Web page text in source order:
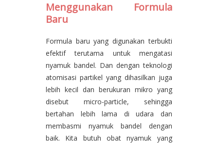
Menggunakan Formula
Baru
Formula baru yang digunakan terbukti
efektif terutama untuk mengatasi
nyamuk bandel. Dan dengan teknologi
atomisasi partikel yang dihasilkan juga
lebih kecil dan berukuran mikro yang
disebut micro-particle, sehingga
bertahan lebih lama di udara dan
membasmi nyamuk bandel dengan
baik.
Kita butuh obat nyamuk yang